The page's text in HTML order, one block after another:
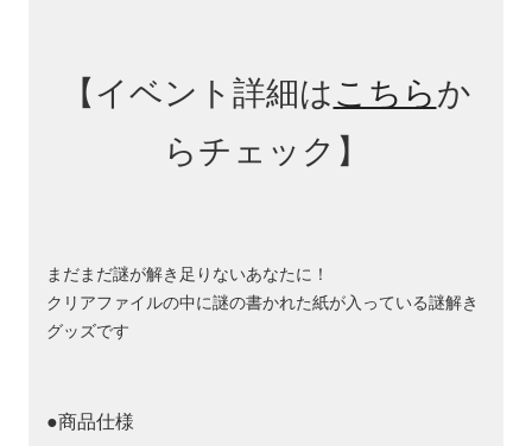
【イベント詳細はこちらか
らチェック】
まだまだ謎が解き足りないあなたに！
クリアファイルの中に謎の書かれた紙が入っている謎解き
グッズです
●商品仕様